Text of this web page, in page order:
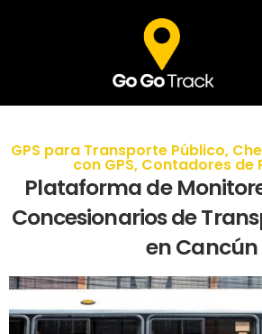
GPS para Transporte Público,
con GPS, Contadores de
Plataforma de
Concesionarios de
en Cancún